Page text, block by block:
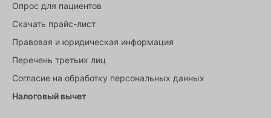
Опрос для пациентов
Скачать прайс-лист
Правовая и юридическая информация
Перечень третьих лиц
Согласие на обработку персональных данных
Налоговый вычет